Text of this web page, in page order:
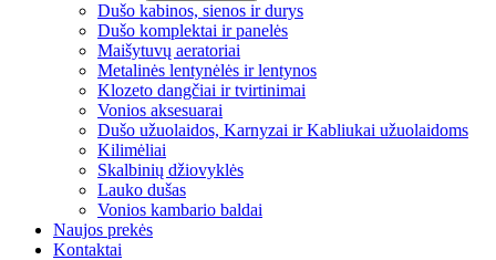
Dušo kabinos, sienos ir durys
Dušo komplektai ir panelės
Maišytuvų aeratoriai
Metalinės lentynėlės ir lentynos
Klozeto dangčiai ir tvirtinimai
Vonios aksesuarai
Dušo užuolaidos, Karnyzai ir Kabliukai užuolaidoms
Kilimėliai
Skalbinių džiovyklės
Lauko dušas
Vonios kambario baldai
Naujos prekės
Kontaktai